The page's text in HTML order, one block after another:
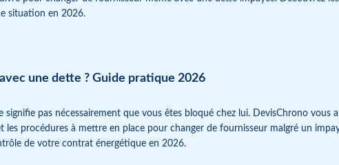
situation en 2026.
une dette ? Guide pratique 2026
pas nécessairement que vous êtes bloqué chez lui. DevisChrono vous
procédures à mettre en place pour changer de fournisseur malgré un
de votre contrat énergétique en 2026.